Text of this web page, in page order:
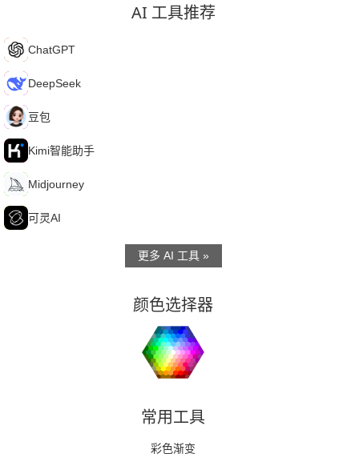
AI 工具推荐
C ChatGPT
D DeepSeek
豆 豆包
K Kimi智能助手
M Midjourney
可 可灵AI
更多 AI 工具 »
颜色选择器
常用工具
彩色渐变